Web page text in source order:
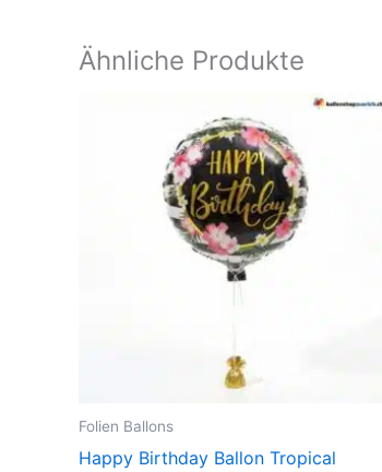
Ähnliche Produkte
Folien Ballons
Happy Birthday Ballon Tropical